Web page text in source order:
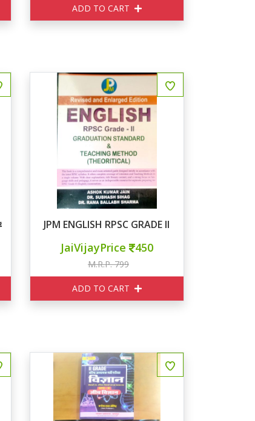
ADD TO CART
10 मॉडल पेपर्सJPM ENGLISH RPSC GRADE II
JaiVijayPrice 450
M.R.P. 799
ADD TO CART